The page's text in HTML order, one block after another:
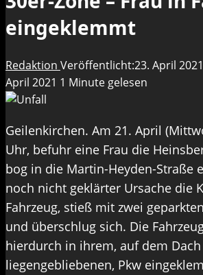
eingeklemmt
Redaktion Veröffentlicht:23. April
April 2021 1 Minute gelesen
Geilenkirchen. Am 21. April
Uhr, befuhr eine Frau die
bog in die Martin-Heyden-Straße
noch nicht geklärter Ursache die
Fahrzeug, stieß mit zwei
und überschlug sich. Die
hierdurch in ihrem, auf dem Dach
liegengebliebenen, Pkw